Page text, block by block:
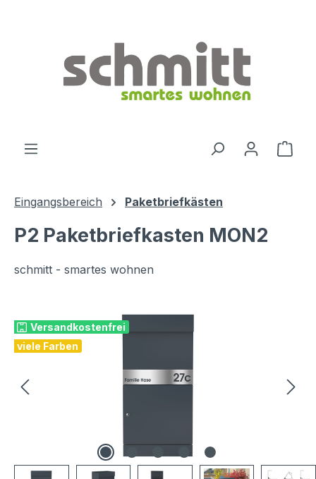
Eingangsbereich Paketbriefkästen
P2 Paketbriefkasten MON2
schmitt - smartes wohnen
Versandkostenfrei
viele Farben